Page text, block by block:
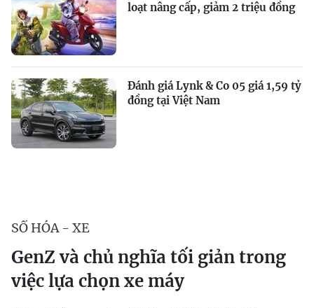
loạt nâng cấp, giảm 2 triệu đồng
Đánh giá Lynk & Co 05 giá 1,59 tỷ
đồng tại Việt Nam
SỐ HÓA - XE
GenZ và chủ nghĩa tối giản trong
việc lựa chọn xe máy